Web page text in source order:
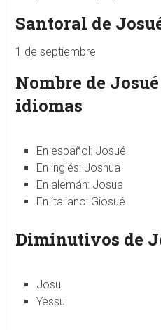
Santoral de
1 de septiembre
Nombre de
idiomas
En español: Josué
En inglés: Joshua
En alemán: Josua
En italiano: Giosué
Diminutivos de
Josu
Yessu